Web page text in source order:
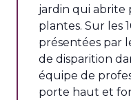
jardin qui abrite
plantes. Sur les
présentées par
de disparition
équipe de
porte haut et